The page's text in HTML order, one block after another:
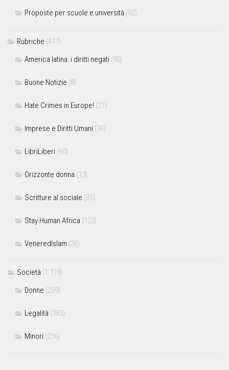
Proposte per scuole e università (92)
Rubriche (417)
America latina: i diritti negati (90)
Buone Notizie (8)
Hate Crimes in Europe! (21)
Imprese e Diritti Umani (34)
LibriLiberi (60)
Orizzonte donna (13)
Scritture al sociale (31)
Stay Human Africa (122)
VeneredIslam (36)
Società (1.118)
Donne (259)
Legalità (383)
Minori (256)